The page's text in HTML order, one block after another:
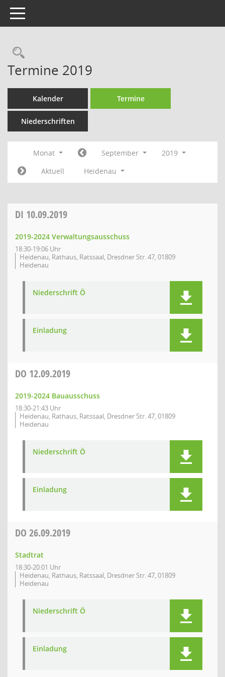
Toggle navigation
Rechercheauswahl
Termine 2019
Kalender Termine
Niederschriften
Monat September
2019
Aktuell
Heidenau
DI 10.09.2019
2019-2024 Verwaltungsausschuss
18:30-19:06 Uhr
Heidenau, Rathaus, Ratssaal, Dresdner Str. 47, 01809
Heidenau
Niederschrift Ö
Einladung
DO 12.09.2019
2019-2024 Bauausschuss
18:30-21:43 Uhr
Heidenau, Rathaus, Ratssaal, Dresdner Str. 47, 01809
Heidenau
Niederschrift Ö
Einladung
DO 26.09.2019
Stadtrat
18:30-20:01 Uhr
Heidenau, Rathaus, Ratssaal, Dresdner Str. 47, 01809
Heidenau
Niederschrift Ö
Einladung